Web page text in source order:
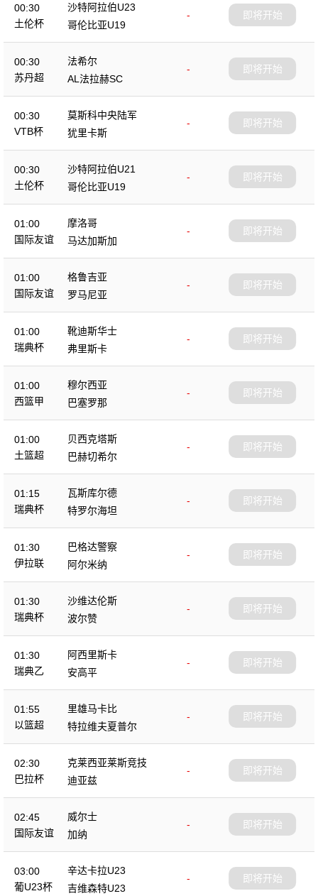
00:30
土伦杯
沙特阿拉伯U23
-
哥伦比亚U19
即将开始
00:30
苏丹超
法希尔
-
AL法拉赫SC
即将开始
00:30
VTB杯
莫斯科中央陆军
-
犹里卡斯
即将开始
00:30
土伦杯
沙特阿拉伯U21
-
哥伦比亚U19
即将开始
01:00
国际友谊
摩洛哥
-
马达加斯加
即将开始
01:00
国际友谊
格鲁吉亚
-
罗马尼亚
即将开始
01:00
瑞典杯
靴迪斯华士
-
弗里斯卡
即将开始
01:00
西篮甲
穆尔西亚
-
巴塞罗那
即将开始
01:00
土篮超
贝西克塔斯
-
巴赫切希尔
即将开始
01:15
瑞典杯
瓦斯库尔德
-
特罗尔海坦
即将开始
01:30
伊拉联
巴格达警察
-
阿尔米纳
即将开始
01:30
瑞典杯
沙维达伦斯
-
波尔赞
即将开始
01:30
瑞典乙
阿西里斯卡
-
安高平
即将开始
01:55
以篮超
里雄马卡比
-
特拉维夫夏普尔
即将开始
02:30
巴拉杯
克莱西亚莱斯竞技
-
迪亚兹
即将开始
02:45
国际友谊
威尔士
-
加纳
即将开始
03:00
葡U23杯
辛达卡拉U23
-
吉维森特U23
即将开始